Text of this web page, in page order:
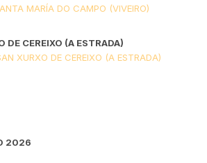
MARÍA DO CAMPO (VIVEIRO)
DE CEREIXO (A ESTRADA)
XURXO DE CEREIXO (A ESTRADA)
2026